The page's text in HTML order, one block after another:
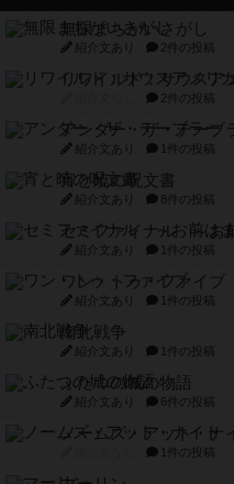
無限まちがいさがし
紹介文あり 2件の投稿
リワイルド：サウスア
2件の投稿
アンダー・ザ・テーブ
紹介文あり 1件の投稿
宵と暁の呪文書
紹介文あり 8件の投稿
セミファイナル ～お
紹介文あり 1件の投稿
ワン・トゥ・ファイブ
紹介文あり 1件の投稿
南北戦争
紹介文あり 1件の投稿
ふたつの城の物語
紹介文あり 6件の投稿
ノームズ・アット・ナ
1件の投稿